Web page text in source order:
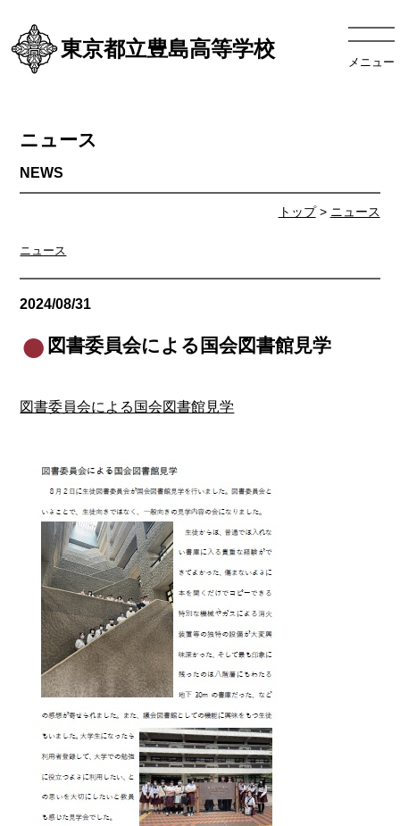
東京都立豊島高等学校
メニュー
トップ> ニュース
ニュース
ニュース
2024/08/31
図書委員会による国会図書館見学
図書委員会による国会図書館見学